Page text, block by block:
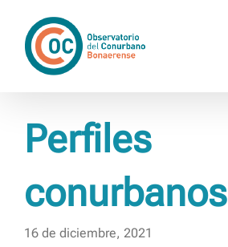
contenido
Perfiles
conurbanos
16 de diciembre, 2021